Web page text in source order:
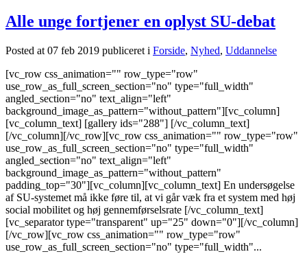
Alle unge fortjener en oplyst SU-debat
Posted at 07 feb 2019 publiceret i Forside, Nyhed, Uddannelse
[vc_row css_animation="" row_type="row"
use_row_as_full_screen_section="no" type="full_width"
angled_section="no" text_align="left"
background_image_as_pattern="without_pattern"][vc_column]
[vc_column_text] [gallery ids="288"] [/vc_column_text]
[/vc_column][/vc_row][vc_row css_animation="" row_type="row"
use_row_as_full_screen_section="no" type="full_width"
angled_section="no" text_align="left"
background_image_as_pattern="without_pattern"
padding_top="30"][vc_column][vc_column_text] En undersøgelse
af SU-systemet må ikke føre til, at vi går væk fra et system med høj
social mobilitet og høj gennemførselsrate [/vc_column_text]
[vc_separator type="transparent" up="25" down="0"][/vc_column]
[/vc_row][vc_row css_animation="" row_type="row"
use_row_as_full_screen_section="no" type="full_width"...